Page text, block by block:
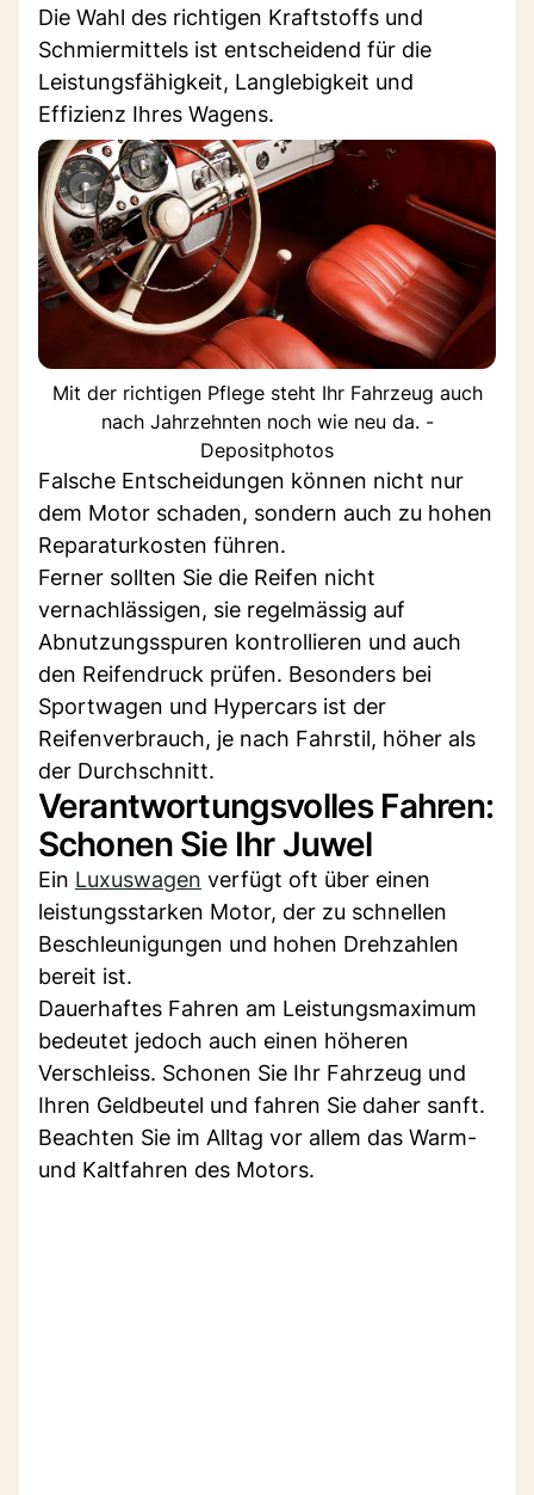
Die Wahl des richtigen Kraftstoffs und
Schmiermittels ist entscheidend für die
Leistungsfähigkeit, Langlebigkeit und
Effizienz Ihres Wagens.
Mit der richtigen Pflege steht Ihr Fahrzeug auch
nach Jahrzehnten noch wie neu da. -
Depositphotos
Falsche Entscheidungen können nicht nur
dem Motor schaden, sondern auch zu hohen
Reparaturkosten führen.
Ferner sollten Sie die Reifen nicht
vernachlässigen, sie regelmässig auf
Abnutzungsspuren kontrollieren und auch
den Reifendruck prüfen. Besonders bei
Sportwagen und Hypercars ist der
Reifenverbrauch, je nach Fahrstil, höher als
der Durchschnitt.
Verantwortungsvolles Fahren:
Schonen Sie Ihr Juwel
Ein Luxuswagen verfügt oft über einen
leistungsstarken Motor, der zu schnellen
Beschleunigungen und hohen Drehzahlen
bereit ist.
Dauerhaftes Fahren am Leistungsmaximum
bedeutet jedoch auch einen höheren
Verschleiss. Schonen Sie Ihr Fahrzeug und
Ihren Geldbeutel und fahren Sie daher sanft.
Beachten Sie im Alltag vor allem das Warm-
und Kaltfahren des Motors.